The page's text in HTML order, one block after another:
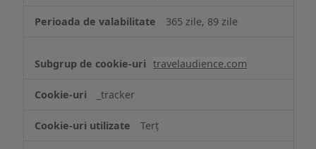
365 zile, 89 zile
travelaudience.com
_tracker
Terț